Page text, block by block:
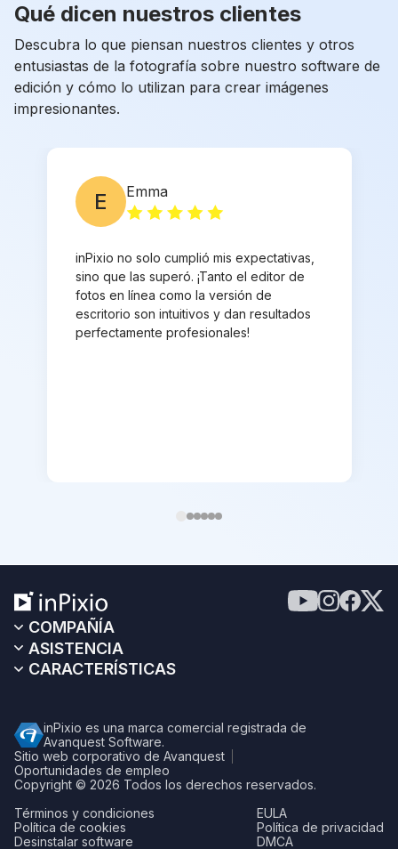
Qué dicen nuestros clientes
Descubra lo que piensan nuestros clientes y otros
entusiastas de la fotografía sobre nuestro software de
edición y cómo lo utilizan para crear imágenes
impresionantes.
E Emma
inPixio no solo cumplió mis expectativas,
sino que las superó. ¡Tanto el editor de
fotos en línea como la versión de
escritorio son intuitivos y dan resultados
perfectamente profesionales!
COMPAÑÍA
ASISTENCIA
CARACTERÍSTICAS
inPixio es una marca comercial registrada de
Avanquest Software.
Sitio web corporativo de Avanquest
Oportunidades de empleo
Copyright © 2026 Todos los derechos reservados.
Términos y condiciones
Política de cookies
Desinstalar software
EULA
Política de privacidad
DMCA